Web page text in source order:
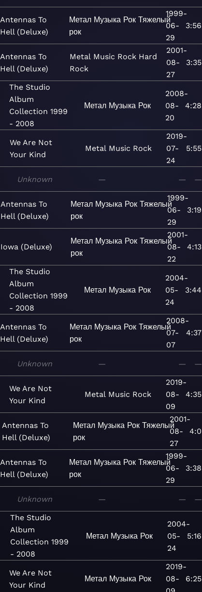
Antennas To
Hell (Deluxe)
Метал Музыка Рок Тяжелый
рок
1999-
06-
29
3:56
Antennas To
Hell (Deluxe)
Metal Music Rock Hard
Rock
2001-
08-
27
3:35
The Studio
Album
Collection 1999
- 2008
Метал Музыка Рок
2008-
08-
20
4:28
We Are Not
Your Kind
Metal Music Rock
2019-
07-
24
5:55
Unknown — — —
Antennas To
Hell (Deluxe)
Метал Музыка Рок Тяжелый
рок
1999-
06-
29
3:19
Iowa (Deluxe)
Метал Музыка Рок Тяжелый
рок
2001-
08-
22
4:13
The Studio
Album
Collection 1999
- 2008
Метал Музыка Рок
2004-
05-
24
3:44
Antennas To
Hell (Deluxe)
Метал Музыка Рок Тяжелый
рок
2008-
07-
07
4:37
Unknown — — —
We Are Not
Your Kind
Metal Music Rock
2019-
08-
09
4:35
Antennas To
Hell (Deluxe)
Метал Музыка Рок Тяжелый
рок
2001-
08-
27
4:0
Antennas To
Hell (Deluxe)
Метал Музыка Рок Тяжелый
рок
1999-
06-
29
3:38
Unknown — — —
The Studio
Album
Collection 1999
- 2008
Метал Музыка Рок
2004-
05-
24
5:16
We Are Not
Your Kind
Метал Музыка Рок
2019-
08-
6:25